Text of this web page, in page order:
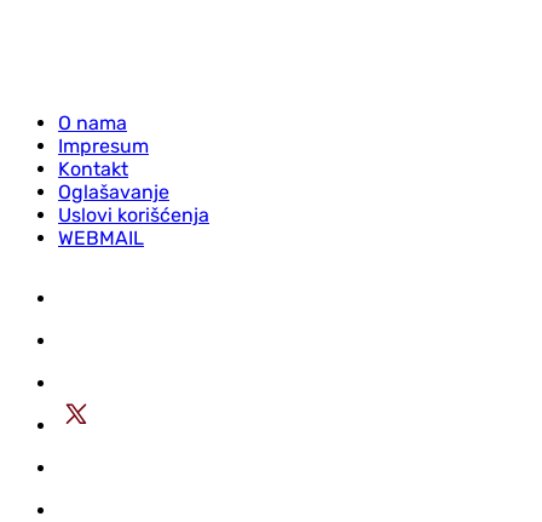
O nama
Impresum
Kontakt
Oglašavanje
Uslovi korišćenja
WEBMAIL